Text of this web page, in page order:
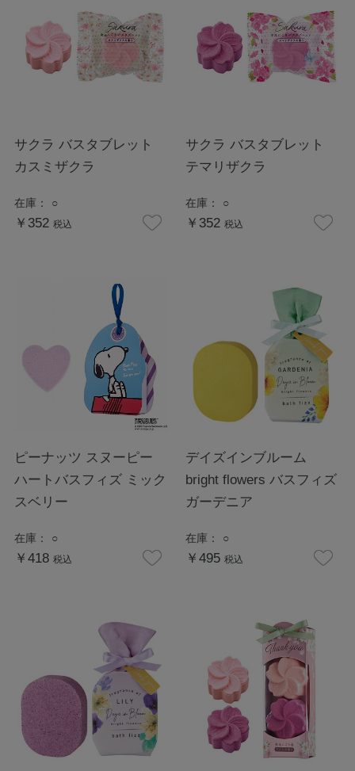
サクラ バスタブレット
カスミザクラ
在庫： ○
￥352 税込
サクラ バスタブレット
テマリザクラ
在庫： ○
￥352 税込
ピーナッツ スヌーピー
ハートバスフィズ ミック
スベリー
在庫： ○
￥418 税込
デイズインブルーム
bright flowers バスフィズ
ガーデニア
在庫： ○
￥495 税込